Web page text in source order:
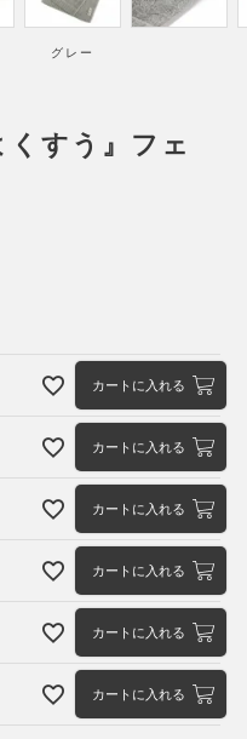
グレー
すう』フェ
カートに入れる
カートに入れる
カートに入れる
カートに入れる
カートに入れる
カートに入れる